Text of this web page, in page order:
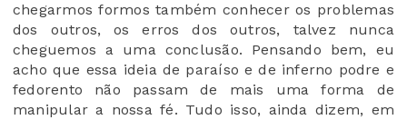
chegarmos formos também conhecer os problemas
dos outros, os erros dos outros, talvez nunca
cheguemos a uma conclusão. Pensando bem, eu
acho que essa ideia de paraíso e de inferno podre e
fedorento não passam de mais uma forma de
manipular a nossa fé. Tudo isso, ainda dizem, em